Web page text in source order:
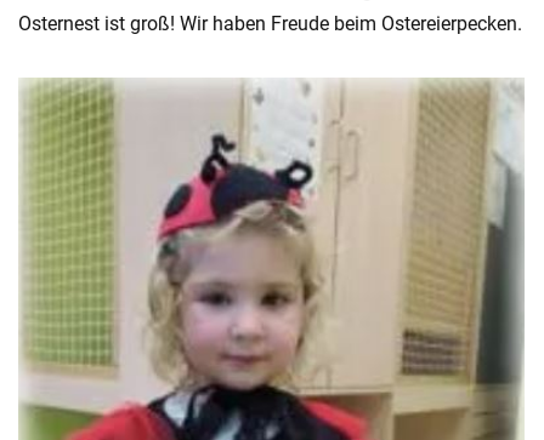
Osternest ist groß! Wir haben Freude beim Ostereierpecken.